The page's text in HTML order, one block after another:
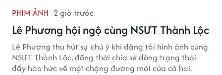
PHIM ẢNH 2 giờ trước
Lê Phương hội ngộ cùng NSƯT Thành Lộc
Lê Phương thu hút sự chú ý khi đăng tải hình ảnh cùng
NSƯT Thành Lộc, đồng thời chia sẻ dòng trạng thái
đầy háo hức về một chặng đường mới của cả hai.